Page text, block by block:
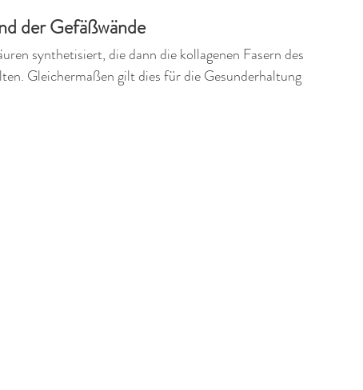
der Gefäßwände
synthetisiert, die dann die kollagenen Fasern des
Gleichermaßen gilt dies für die Gesunderhaltung